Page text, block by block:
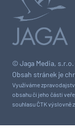
© Jaga Media,
Obsah stránek je
Využíváme
obsahu či jeho části
souhlasu ČTK výslovně